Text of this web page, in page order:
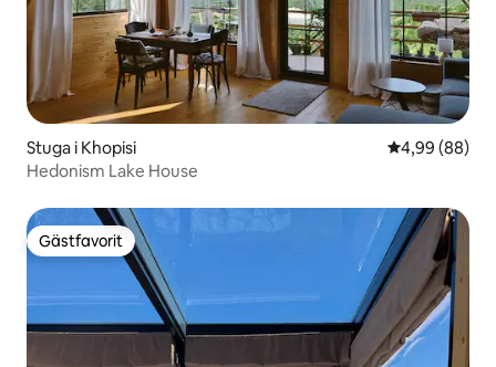
Stuga i Khopisi 4,99 av 5 i
4,99 (88)
Hedonism Lake House
Gästfavorit
Gästfavorit